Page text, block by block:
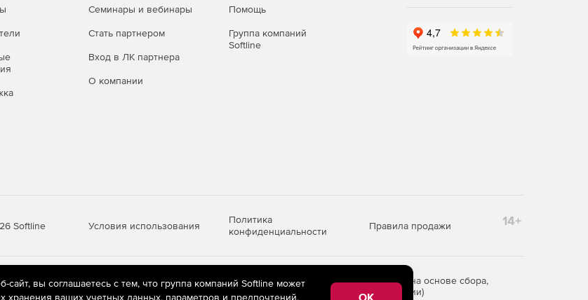
Семинары и вебинары
Стать партнером
Вход в ЛК партнера
О компании
Помощь
Группа компаний
Softline
Softline Условия использования
Политика
конфиденциальности
Правила продажи 14+
технологии(информационные технологии предоставления информации на основе сбора,
пользователей сети «Интернет», находящихся на территории Российской Федерации)
вы соглашаетесь с тем, что группа компаний Softline может
хранения ваших учетных данных, параметров и предпочтений, OK